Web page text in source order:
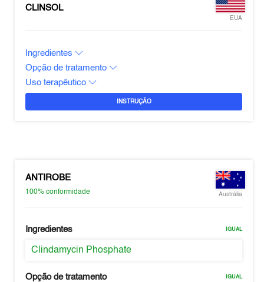
CLINSOL
EUA
Ingredientes
Opção de tratamento
Uso terapêutico
INSTRUÇÃO
ANTIROBE
100%conformidade Austrália
Ingredientes IGUAL
Clindamycin Phosphate
Opção de tratamento IGUAL